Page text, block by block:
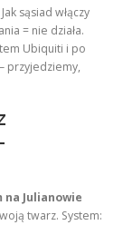
sąsiad włączy
= nie działa.
Ubiquiti i po
przyjedziemy,
na Julianowie
twarz. System: